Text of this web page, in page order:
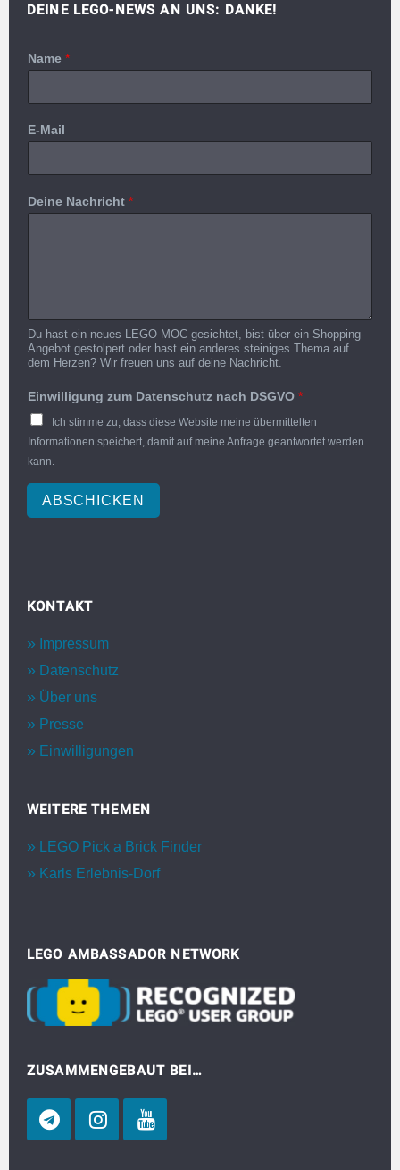
DEINE LEGO-NEWS AN UNS: DANKE!
Name *
E-Mail
Deine Nachricht *
Du hast ein neues LEGO MOC gesichtet, bist über ein Shopping-
Angebot gestolpert oder hast ein anderes steiniges Thema auf
dem Herzen? Wir freuen uns auf deine Nachricht.
Einwilligung zum Datenschutz nach DSGVO *
Ich stimme zu, dass diese Website meine übermittelten
Informationen speichert, damit auf meine Anfrage geantwortet werden
kann.
ABSCHICKEN
KONTAKT
Impressum
Datenschutz
Über uns
Presse
Einwilligungen
WEITERE THEMEN
LEGO Pick a Brick Finder
Karls Erlebnis-Dorf
LEGO AMBASSADOR NETWORK
ZUSAMMENGEBAUT BEI…